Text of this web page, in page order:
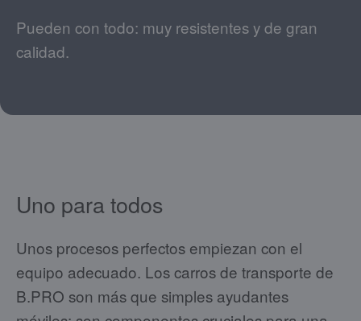
Pueden con todo: muy resistentes y de gran
calidad.
Uno para todos
Unos procesos perfectos empiezan con el
equipo adecuado. Los carros de transporte de
B.PRO son más que simples ayudantes